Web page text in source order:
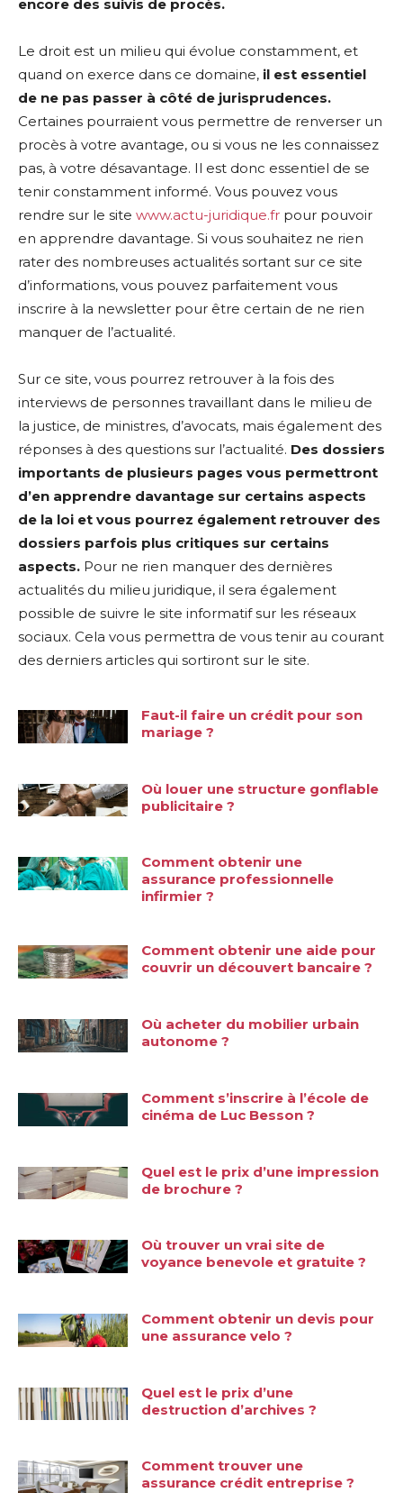
encore des suivis de procès.
Le droit est un milieu qui évolue constamment, et
quand on exerce dans ce domaine, il est essentiel
de ne pas passer à côté de jurisprudences.
Certaines pourraient vous permettre de renverser un
procès à votre avantage, ou si vous ne les connaissez
pas, à votre désavantage. Il est donc essentiel de se
tenir constamment informé. Vous pouvez vous
rendre sur le site www.actu-juridique.fr pour pouvoir
en apprendre davantage. Si vous souhaitez ne rien
rater des nombreuses actualités sortant sur ce site
d’informations, vous pouvez parfaitement vous
inscrire à la newsletter pour être certain de ne rien
manquer de l’actualité.
Sur ce site, vous pourrez retrouver à la fois des
interviews de personnes travaillant dans le milieu de
la justice, de ministres, d’avocats, mais également des
réponses à des questions sur l’actualité. Des dossiers
importants de plusieurs pages vous permettront
d’en apprendre davantage sur certains aspects
de la loi et vous pourrez également retrouver des
dossiers parfois plus critiques sur certains
aspects. Pour ne rien manquer des dernières
actualités du milieu juridique, il sera également
possible de suivre le site informatif sur les réseaux
sociaux. Cela vous permettra de vous tenir au courant
des derniers articles qui sortiront sur le site.
Faut-il faire un crédit pour son
mariage ?
Où louer une structure gonflable
publicitaire ?
Comment obtenir une
assurance professionnelle
infirmier ?
Comment obtenir une aide pour
couvrir un découvert bancaire ?
Où acheter du mobilier urbain
autonome ?
Comment s’inscrire à l’école de
cinéma de Luc Besson ?
Quel est le prix d’une impression
de brochure ?
Où trouver un vrai site de
voyance benevole et gratuite ?
Comment obtenir un devis pour
une assurance velo ?
Quel est le prix d’une
destruction d’archives ?
Comment trouver une
assurance crédit entreprise ?